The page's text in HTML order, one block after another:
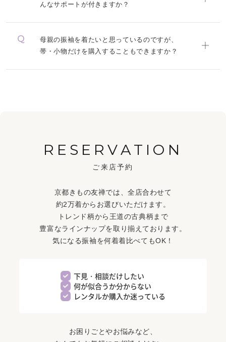
んなサポートが付きますか？
母親の振袖を着たいと思っているのですが、
帯・小物だけを購入することもできますか？
RESERVATION
ご来店予約
京都きもの友禅では、全店合わせて
約2万着からお選びいただけます。
トレンド柄から王道の古典柄まで
豊富なラインナップを取り揃えております。
気になる振袖を何着着比べてもOK！
下見・相談だけしたい
何が似合うか分からない
レンタルか購入か迷っている
お困りごとやお悩みなど、